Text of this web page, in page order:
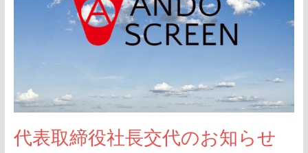
代表取締役社長交代のお知らせ
お
知